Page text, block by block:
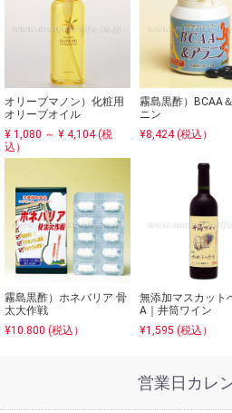
オリーブマノン）化粧用
オリーブオイル
¥ 1,080 ～ ¥ 4,104 (税
込）
霧島黒酢）BCAA
ニン
¥8,424 (税込）
霧島黒酢）ホネバリア 骨
太大作戦
¥10.800 (税込）
無添加マスカット
A｜井筒ワイン
¥1,595 (税込）
営業日カレ